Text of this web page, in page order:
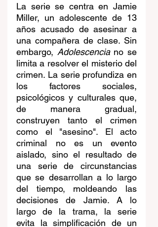
La serie se centra en Jamie
Miller, un adolescente de 13
años acusado de asesinar a
una compañera de clase. Sin
embargo, Adolescencia no se
limita a resolver el misterio del
crimen. La serie profundiza en
los factores sociales,
psicológicos y culturales que,
de manera gradual,
construyen tanto el crimen
como el "asesino". El acto
criminal no es un evento
aislado, sino el resultado de
una serie de circunstancias
que se desarrollan a lo largo
del tiempo, moldeando las
decisiones de Jamie. A lo
largo de la trama, la serie
evita la simplificación de un